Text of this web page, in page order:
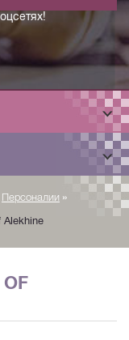
Персоналии »
Alekhine
OF